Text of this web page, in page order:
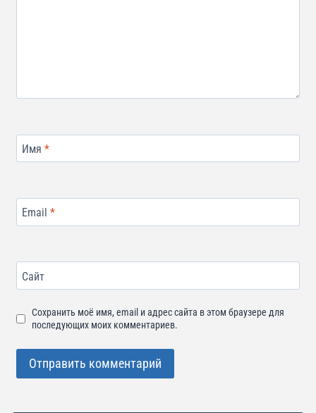
Имя *
Email *
Сайт
Сохранить моё имя, email и адрес сайта в этом браузере для
последующих моих комментариев.